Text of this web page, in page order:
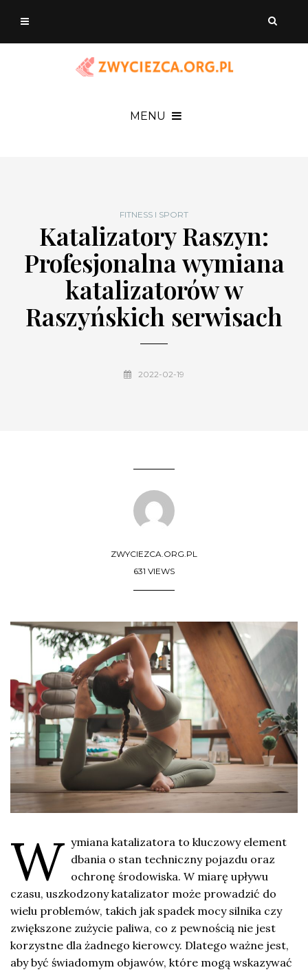
MENU
FITNESS I SPORT
Katalizatory Raszyn:
Profesjonalna wymiana
katalizatorów w
Raszyńskich serwisach
2022-02-19
ZWYCIEZCA.ORG.PL
631 VIEWS
W ymiana katalizatora to kluczowy element
dbania o stan techniczny pojazdu oraz
ochronę środowiska. W miarę upływu
czasu, uszkodzony katalizator może prowadzić do
wielu problemów, takich jak spadek mocy silnika czy
zwiększone zużycie paliwa, co z pewnością nie jest
korzystne dla żadnego kierowcy. Dlatego ważne jest,
aby być świadomym objawów, które mogą wskazywać